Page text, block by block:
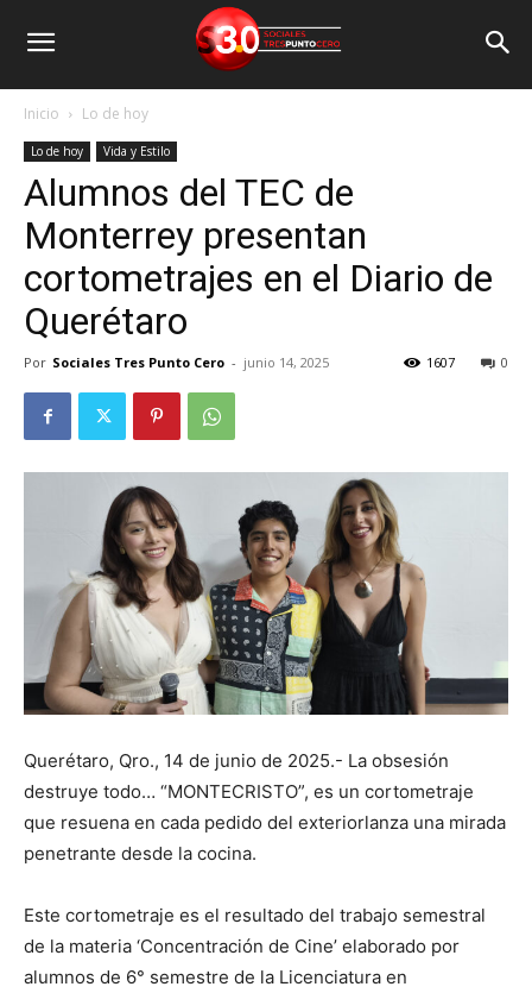
Inicio Lo de hoy
Lo de hoy Vida y Estilo
Alumnos del TEC de
Monterrey presentan
cortometrajes en el Diario de
Querétaro
Por Sociales Tres Punto Cero - junio 14, 2025 0
1607
Querétaro, Qro., 14 de junio de 2025.- La obsesión
destruye todo… “MONTECRISTO”, es un cortometraje
que resuena en cada pedido del exteriorlanza una mirada
penetrante desde la cocina.
Este cortometraje es el resultado del trabajo semestral
de la materia ‘Concentración de Cine’ elaborado por
alumnos de 6° semestre de la Licenciatura en